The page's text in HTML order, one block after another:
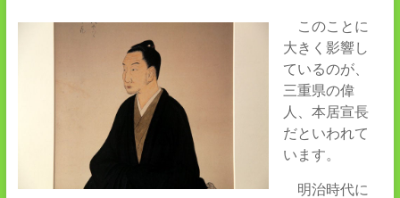
このことに
大きく影響し
ているのが、
三重県の偉
人、本居宣長
だといわれて
います。
明治時代に